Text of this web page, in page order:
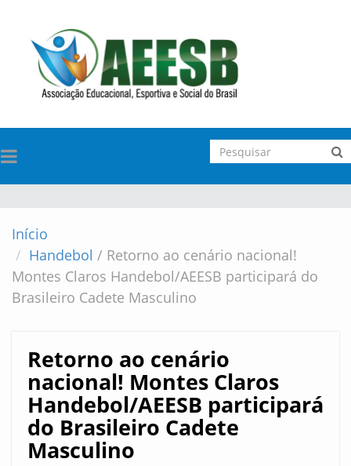
TOGGLE
NAVIGATION
Início
Handebol / Retorno ao cenário nacional!
Montes Claros Handebol/AEESB participará do
Brasileiro Cadete Masculino
Retorno ao cenário
nacional! Montes Claros
Handebol/AEESB participará
do Brasileiro Cadete
Masculino